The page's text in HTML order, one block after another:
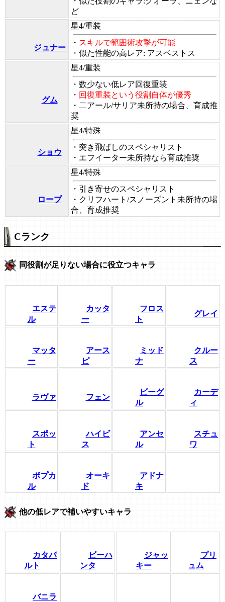
ど
ジュナー
星4/重装
・ スキルで範囲術攻撃が可能
・似た性能の高レア: アスベストス
グム
星4/重装
・数少ない低レア回復重装
・ 回復重装という役割自体が優秀
・ 二アール/サリア未所持の場合、育成推
奨
ショウ
星4/特殊
・突き飛ばしのスペシャリスト
・ エフイーター未所持なら育成推奨
ロープ
星4/特殊
・引き寄せのスペシャリスト
・ クリフハート/スノーズント未所持の場
合、育成推奨
Cランク
同役割が足りない場合に役立つキャラ
エステ
ル
カッタ
ー
フロス
ト
グレイ
マッタ
ー
アース
ピ
ミッド
ナ
クルー
ス
ラヴァ フェン
ビーグ
ル
カーデ
ィ
スポッ
ト
ハイビ
ス
アンセ
ル
スチュ
ワ
ポプカ
ル
オーキ
ド
アドナ
キ
他の低レアで補いやすいキャラ
カタパ
ルト
ビーハ
ンタ
ジャッ
キー
プリ
ュム
バニラ